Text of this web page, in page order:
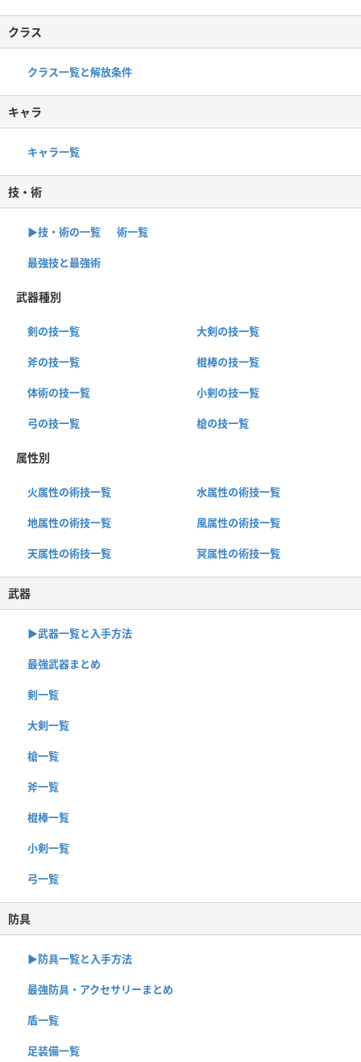
クラス
クラス一覧と解放条件
キャラ
キャラ一覧
技・術
▶︎技・術の一覧 術一覧
最強技と最強術
武器種別
剣の技一覧 大剣の技一覧
斧の技一覧 棍棒の技一覧
体術の技一覧 小剣の技一覧
弓の技一覧 槍の技一覧
属性別
火属性の術技一覧 水属性の術技一覧
地属性の術技一覧 風属性の術技一覧
天属性の術技一覧 冥属性の術技一覧
武器
▶︎武器一覧と入手方法
最強武器まとめ
剣一覧
大剣一覧
槍一覧
斧一覧
棍棒一覧
小剣一覧
弓一覧
防具
▶︎防具一覧と入手方法
最強防具・アクセサリーまとめ
盾一覧
足装備一覧